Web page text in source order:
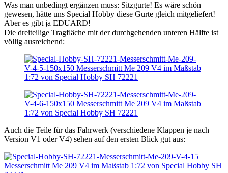
Was man unbedingt ergänzen muss: Sitzgurte! Es wäre schön
gewesen, hätte uns Special Hobby diese Gurte gleich mitgeliefert!
Aber es gibt ja EDUARD!
Die dreiteilige Tragfläche mit der durchgehenden unteren Hälfte ist
völlig ausreichend:
Auch die Teile für das Fahrwerk (verschiedene Klappen je nach
Version V1 oder V4) sehen auf den ersten Blick gut aus: